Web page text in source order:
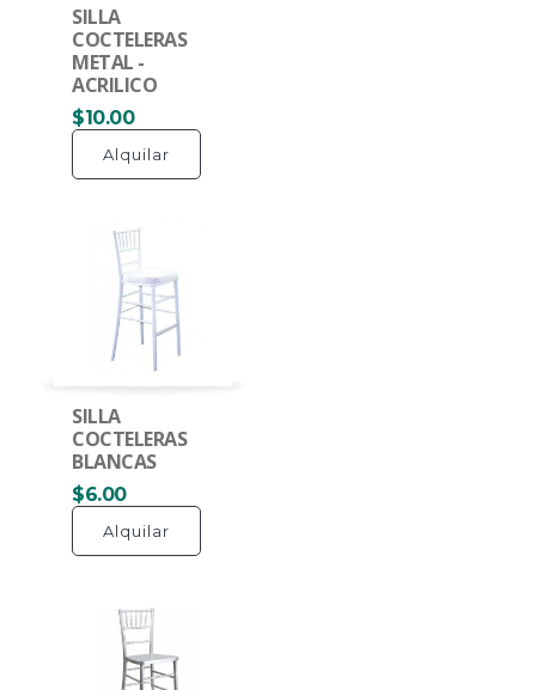
SILLA
COCTELERAS
METAL -
ACRILICO
$10.00
Alquilar
SILLA
COCTELERAS
BLANCAS
$6.00
Alquilar